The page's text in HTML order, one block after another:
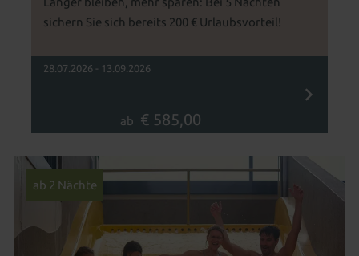
sichern Sie sich bereits 200 € Urlaubsvorteil!
28.07.2026 - 13.09.2026
ab € 585,00
ab 2 Nächte